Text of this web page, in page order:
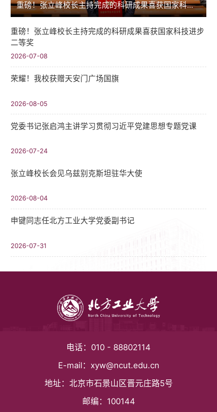
重磅！张立峰校长主持完成的科研成果喜获国家科技进步二等奖
重磅！张立峰校长主持完成的科研成果喜获国家科技进步
二等奖
2026-07-08
荣耀！我校获赠天安门广场国旗
2026-08-05
党委书记张启鸿主讲学习贯彻习近平党建思想专题党课
2026-07-24
张立峰校长会见乌兹别克斯坦驻华大使
2026-08-04
申键同志任北方工业大学党委副书记
2026-07-31
电话： 010 - 88802114
E-mail： xyw@ncut.edu.cn
地址： 北京市石景山区晋元庄路5号
邮编： 100144